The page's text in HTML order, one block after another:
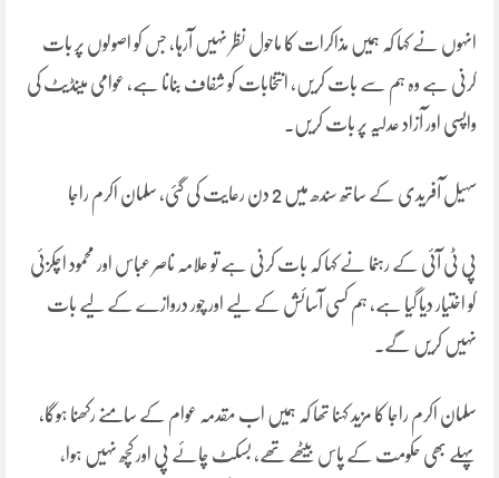
انہوں نے کہا کہ ہمیں مذاکرات کا ماحول نظر نہیں آرہا، جس کو اصولوں پر بات
کرنی ہے وہ ہم سے بات کریں، انتخابات کو شفاف بنانا ہے، عوامی مینڈیٹ کی
واپسی اور آزاد عدلیہ پر بات کریں۔
سہیل آفریدی کے ساتھ سندھ میں 2 دن رعایت کی گئی، سلمان اکرم راجا
پی ٹی آئی کے رہنما نے کہا کہ بات کرنی ہے تو علامہ ناصر عباس اور محمود اچکزئی
کو اختیار دیا گیا ہے، ہم کسی آسائش کے لیے اور چور دروازے کے لیے بات
نہیں کریں گے۔
سلمان اکرم راجا کا مزید کہنا تھا کہ ہمیں اب مقدمہ عوام کے سامنے رکھنا ہوگا،
پہلے بھی حکومت کے پاس بیٹھے تھے، بسکٹ چائے پی اور کچھ نہیں ہوا،